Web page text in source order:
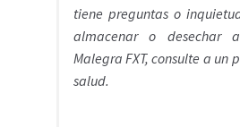
tiene preguntas o
almacenar o desechar
Malegra FXT, consulte a un
salud.